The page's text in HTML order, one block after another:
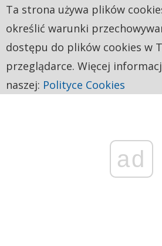
ad
Ta strona używa plików
określić warunki
dostępu do plików cookies w
przeglądarce. Więcej
naszej: Polityce Cookies